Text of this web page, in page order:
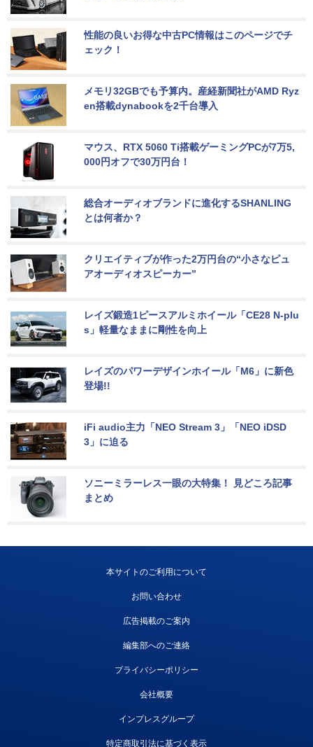
性能の良いお得な中古PC情報はこのページでチ
ェック！
メモリ32GBでも予算内。産経新聞社がAMD Ryz
en搭載dynabookを2千台導入
マウス、RTX 5060 Ti搭載ゲーミングPCが7万5,
000円オフで30万円台！
総合オーディオブランドに進化するSHANLING
とは何者か？
クリエイティブが作った2万円台の“小さなピュ
アオーディオスピーカー”
レイズ鍛造1ピースアルミホイール「CE28 N-plu
s」軽量なままに剛性を向上
レイズのパワーデザインホイール「M6」に新色
登場!!
iFi audio主力「NEO Stream 3」「NEO iDSD
3」に迫る
ソニーミラーレス一眼の大特集！ 見どころ記事
まとめ
本サイトのご利用について
お問い合わせ
広告掲載のご案内
編集部へのご連絡
プライバシーポリシー
会社概要
インプレスグループ
特定商取引法に基づく表示